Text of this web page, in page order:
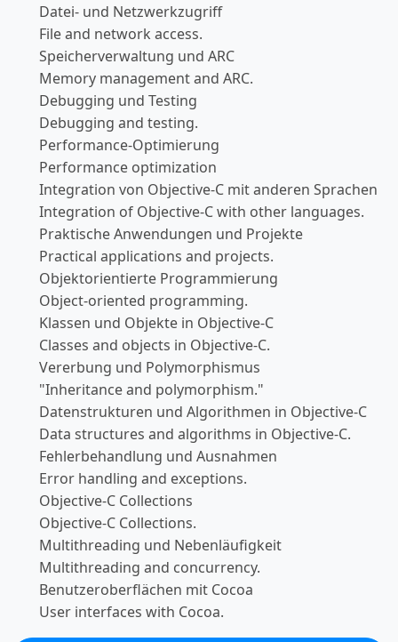
Datei- und Netzwerkzugriff
File and network access.
Speicherverwaltung und ARC
Memory management and ARC.
Debugging und Testing
Debugging and testing.
Performance-Optimierung
Performance optimization
Integration von Objective-C mit anderen Sprachen
Integration of Objective-C with other languages.
Praktische Anwendungen und Projekte
Practical applications and projects.
Objektorientierte Programmierung
Object-oriented programming.
Klassen und Objekte in Objective-C
Classes and objects in Objective-C.
Vererbung und Polymorphismus
"Inheritance and polymorphism."
Datenstrukturen und Algorithmen in Objective-C
Data structures and algorithms in Objective-C.
Fehlerbehandlung und Ausnahmen
Error handling and exceptions.
Objective-C Collections
Objective-C Collections.
Multithreading und Nebenläufigkeit
Multithreading and concurrency.
Benutzeroberflächen mit Cocoa
User interfaces with Cocoa.